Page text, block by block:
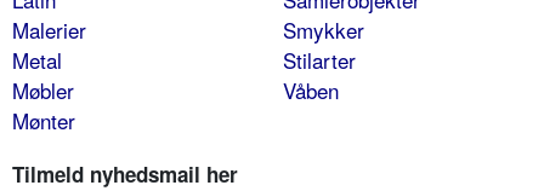
Malerier
Metal
Møbler
Mønter
Smykker
Stilarter
Våben
Tilmeld nyhedsmail her